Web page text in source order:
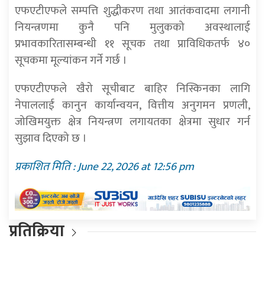
एफएटीएफले सम्पत्ति शुद्धीकरण तथा आतंकवादमा लगानी
नियन्त्रणमा कुनै पनि मुलुकको अवस्थालाई
प्रभावकारितासम्बन्धी ११ सूचक तथा प्राविधिकतर्फ ४०
सूचकमा मूल्यांकन गर्ने गर्छ ।
एफएटीएफले खैरो सूचीबाट बाहिर निस्किनका लागि
नेपाललाई कानुन कार्यान्वयन, वित्तीय अनुगमन प्रणली,
जोखिमयुक्त क्षेत्र नियन्त्रण लगायतका क्षेत्रमा सुधार गर्न
सुझाव दिएको छ ।
प्रकाशित मिति : June 22, 2026 at 12:56 pm
प्रतिक्रिया